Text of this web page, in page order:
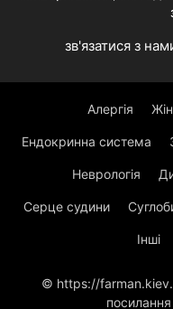
зв'язатися з
Алергія
Ендокринна система
Неврологія
Серце судини
Інші
© https://